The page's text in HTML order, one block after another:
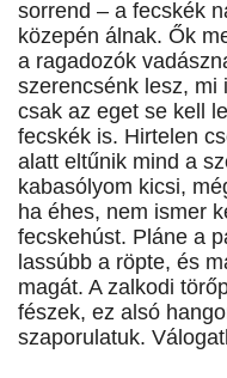
sorrend – a fecskék
közepén álnak. Ők
a ragadozók
szerencsénk lesz, mi
csak az eget se kell
fecskék is. Hirtelen
alatt eltűnik mind a
kabasólyom kicsi,
ha éhes, nem ismer
fecskehúst. Pláne a
lassúbb a röpte, és
magát. A zalkodi
fészek, ez alsó
szaporulatuk.